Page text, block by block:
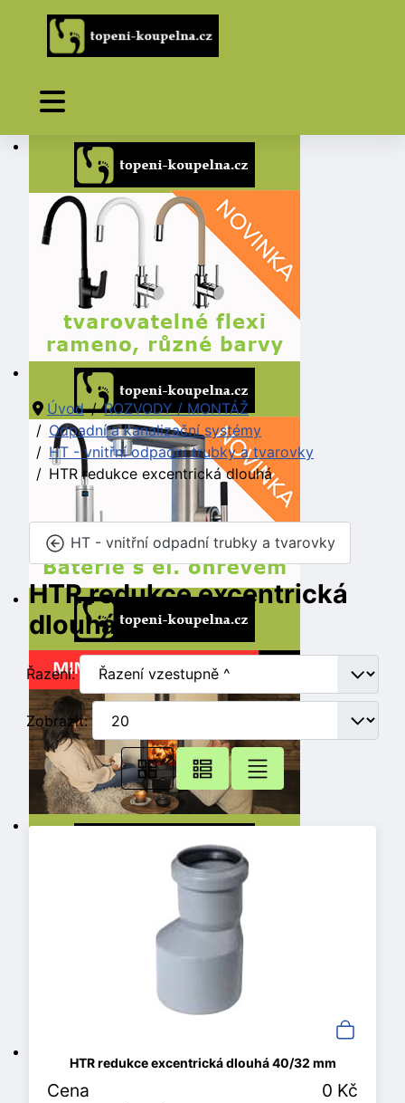
Úvod
ROZVODY / MONTÁŽ
Odpadní a kanalizační systémy
HT - vnitřní odpadní trubky a tvarovky
HTR redukce excentrická dlouhá
HT - vnitřní odpadní trubky a tvarovky
HTR redukce excentrická
dlouhá
Řazení:
Zobrazit:
HTR redukce excentrická dlouhá 40/32 mm
Cena
0 Kč